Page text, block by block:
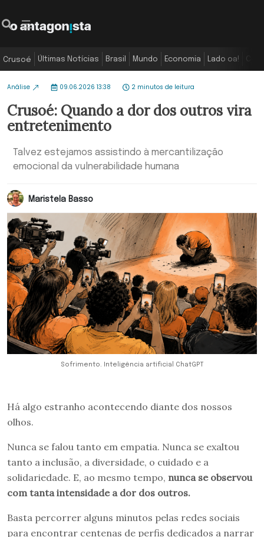
Crusoé Últimas Notícias Brasil Mundo Economia Lado oa!
Análise 09.06.2026 13:38 2 minutos de leitura
Crusoé: Quando a dor dos outros vira
entretenimento
Talvez estejamos assistindo à mercantilização
emocional da vulnerabilidade humana
Maristela Basso
Sofrimento. Inteligência artificial ChatGPT
Há algo estranho acontecendo diante dos nossos
olhos.
Nunca se falou tanto em empatia. Nunca se exaltou
tanto a inclusão, a diversidade, o cuidado e a
solidariedade. E, ao mesmo tempo, nunca se observou
com tanta intensidade a dor dos outros.
Basta percorrer alguns minutos pelas redes sociais
para encontrar centenas de perfis dedicados a narrar